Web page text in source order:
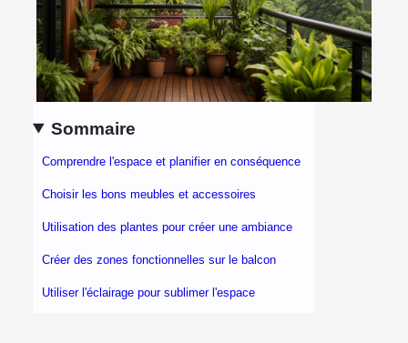
Sommaire
Comprendre l'espace et planifier en conséquence
Choisir les bons meubles et accessoires
Utilisation des plantes pour créer une ambiance
Créer des zones fonctionnelles sur le balcon
Utiliser l'éclairage pour sublimer l'espace